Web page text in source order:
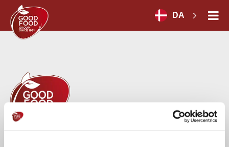
DA